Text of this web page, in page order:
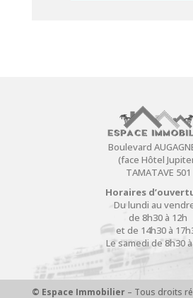
Boulevard
(face Hôtel
TAMATAVE 501
Horaires
Du lundi au
de 8h30 à 12h
et de 14h30 à
Le samedi de 8h30
© Espace Immobilier– Tous droits